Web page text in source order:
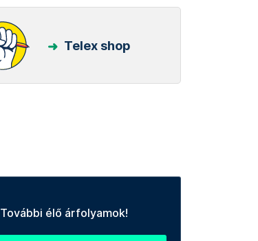
Telex shop
További élő árfolyamok!